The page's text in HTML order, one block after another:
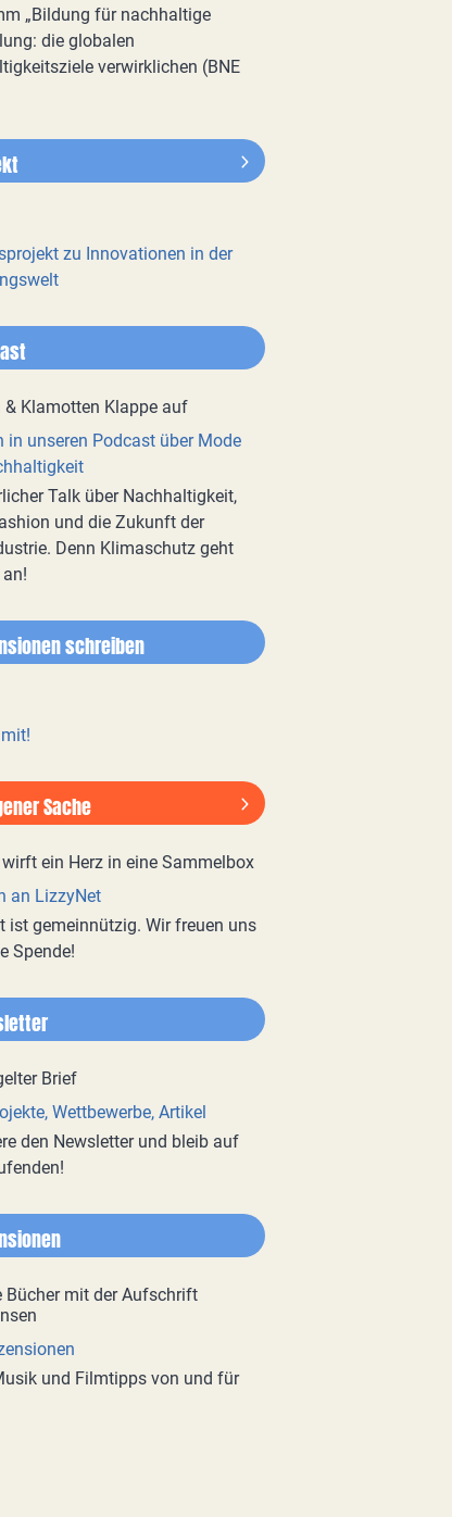
„Bildung für nachhaltige
die globalen
verwirklichen (BNE
zu Innovationen in der
in unseren Podcast über Mode
Talk über Nachhaltigkeit,
und die Zukunft der
Denn Klimaschutz geht
schreiben
Sache
an LizzyNet
ist gemeinnützig. Wir freuen uns
Spende!
Wettbewerbe, Artikel
den Newsletter und bleib auf
und Filmtipps von und für